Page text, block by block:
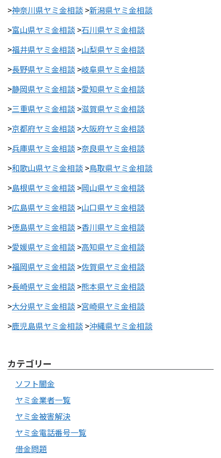
>神奈川県ヤミ金相談 >新潟県ヤミ金相談
>富山県ヤミ金相談 >石川県ヤミ金相談
>福井県ヤミ金相談 >山梨県ヤミ金相談
>長野県ヤミ金相談 >岐阜県ヤミ金相談
>静岡県ヤミ金相談 >愛知県ヤミ金相談
>三重県ヤミ金相談 >滋賀県ヤミ金相談
>京都府ヤミ金相談 >大阪府ヤミ金相談
>兵庫県ヤミ金相談 >奈良県ヤミ金相談
>和歌山県ヤミ金相談 >鳥取県ヤミ金相談
>島根県ヤミ金相談 >岡山県ヤミ金相談
>広島県ヤミ金相談 >山口県ヤミ金相談
>徳島県ヤミ金相談 >香川県ヤミ金相談
>愛媛県ヤミ金相談 >高知県ヤミ金相談
>福岡県ヤミ金相談 >佐賀県ヤミ金相談
>長崎県ヤミ金相談 >熊本県ヤミ金相談
>大分県ヤミ金相談 >宮崎県ヤミ金相談
>鹿児島県ヤミ金相談 >沖縄県ヤミ金相談
カテゴリー
ソフト闇金
ヤミ金業者一覧
ヤミ金被害解決
ヤミ金電話番号一覧
借金問題